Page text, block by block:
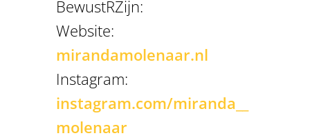
BewustRZijn:
Website:
mirandamolenaar.nl
Instagram:
instagram.com/miranda__
molenaar